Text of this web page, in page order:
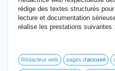
rédige des textes structurés
lecture et documentation
réalise les prestations suivantes
Rédacteur web pages d'accueil